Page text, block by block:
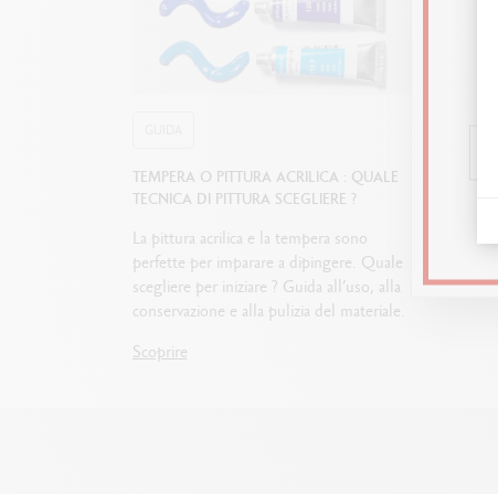
TEMPERA O PITTURA ACRILICA : QUALE
TECNICA DI PITTURA SCEGLIERE ?
La pittura acrilica e la tempera sono
perfette per imparare a dipingere. Quale
scegliere per iniziare ? Guida all’uso, alla
conservazione e alla pulizia del materiale.
Scoprire